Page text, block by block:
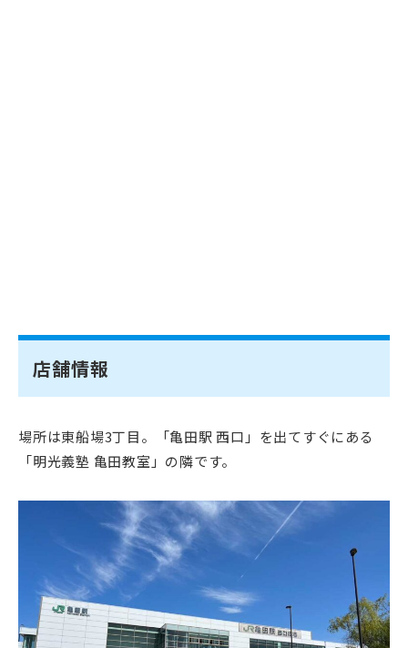
店舗情報
場所は東船場3丁目。「亀田駅 西口」を出てすぐにある
「明光義塾 亀田教室」の隣です。